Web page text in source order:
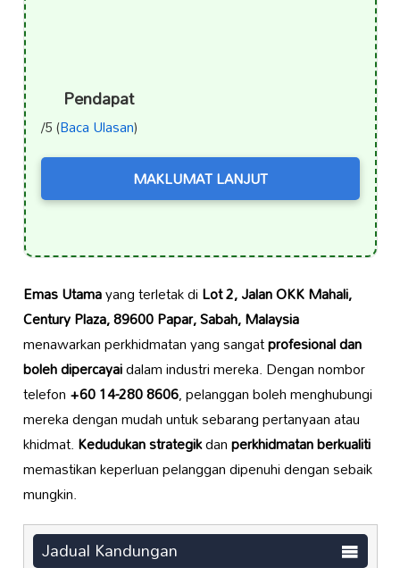
Pendapat
/5 (Baca Ulasan)
MAKLUMAT LANJUT
Emas Utamayang terletak diLot 2, Jalan OKK Mahali,
Century Plaza, 89600 Papar, Sabah, Malaysia
menawarkan perkhidmatan yang sangatprofesional dan
boleh dipercayaidalam industri mereka. Dengan nombor
telefon+60 14-280 8606, pelanggan boleh menghubungi
mereka dengan mudah untuk sebarang pertanyaan atau
khidmat.Kedudukan strategikdanperkhidmatan berkualiti
memastikan keperluan pelanggan dipenuhi dengan sebaik
mungkin.
Jadual Kandungan